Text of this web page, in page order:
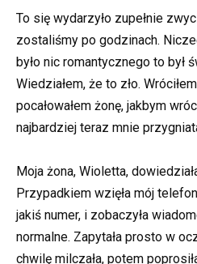
To się wydarzyło zupełnie
zostaliśmy po godzinach.
było nic romantycznego to był
Wiedziałem, że to zło.
pocałowałem żonę, jakbym
najbardziej teraz mnie
Moja żona, Wioletta,
Przypadkiem wzięła mój
jakiś numer, i zobaczyła
normalne. Zapytała prosto w
chwilę milczała, potem